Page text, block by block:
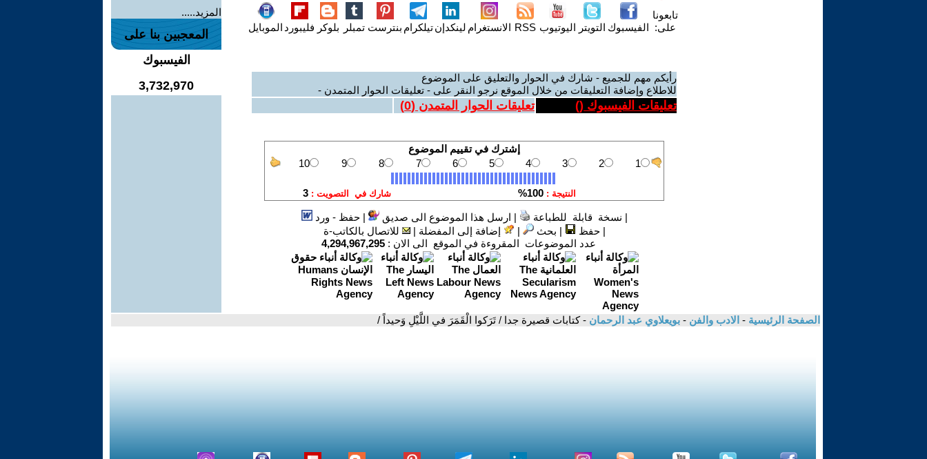
تابعونا
على: الفيسبوك التويتر اليوتيوب RSS الانستغرام لينكدإنتيلكرام بنترست تمبلر بلوكر فليبورد الموبايل
رأيكم مهم للجميع - شارك في الحوار والتعليق على الموضوع
للاطلاع وإضافة التعليقات من خلال الموقع نرجو النقر على - تعليقات الحوار المتمدن -
تعليقات الفيسبوك () تعليقات الحوار المتمدن (0
)
| نسخة قابلة للطباعة | ارسل هذا الموضوع الى صديق |حفظ - ورد
|حفظ | بحث | إضافة إلى المفضلة |
للاتصال بالكاتب-ة
عدد الموضوعات المقروءة في الموقع الى الان : 4,294,967,295
المزيد.....
المعجبين بنا على
الفيسبوك
3,732,970
الصفحة الرئيسية - الادب والفن - بويعلاوي عبد الرحمان - كتابات قصيرة جدا / تَرَكوا الْقَمَرَ في اللَّيْلِ وَحيداً /